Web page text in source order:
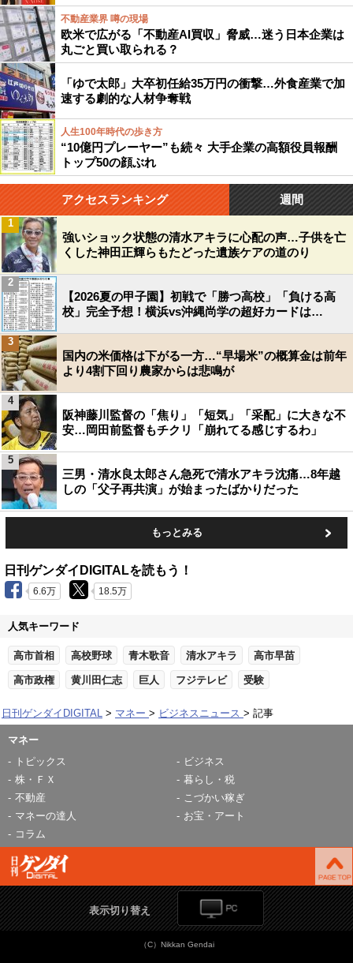
不動産業界 噂の現場
欧米で広がる「不動産AI買収」脅威…迷う日本企業は
丸ごと買い取られる？
「ゆで太郎」大卒初任給35万円の衝撃…外食産業で加
速する劇的な人材争奪戦
人生100年時代の歩き方
“10億円プレーヤー”も続々 大手企業の高額役員報酬
トップ50の顔ぶれ
アクセスランキング 週間
強いショック状態の清水アキラに心配の声…子供を亡
くした神田正輝らもたどった遺族ケアの道のり
1
【2026夏の甲子園】初戦で「勝つ高校」「負ける高
校」完全予想！横浜vs沖縄尚学の超好カードは…
2
国内の米価格は下がる一方…“早場米”の概算金は前年
より4割下回り農家からは悲鳴が
3
阪神藤川監督の「焦り」「短気」「采配」に大きな不
安…岡田前監督もチクリ「崩れてる感じするわ」
4
三男・清水良太郎さん急死で清水アキラ沈痛…8年越
しの「父子再共演」が始まったばかりだった
5
もっとみる
日刊ゲンダイDIGITALを読もう！
6.6万 18.5万
人気キーワード
高市首相 高校野球 青木歌音 清水アキラ 高市早苗
高市政権 黄川田仁志 巨人 フジテレビ 受験
日刊ゲンダイDIGITAL マネー ビジネスニュース 記事
マネー
トピックス
ビジネス
株・ＦＸ
暮らし・税
不動産
こづかい稼ぎ
マネーの達人
お宝・アート
コラム
表示切り替え
（C）Nikkan Gendai